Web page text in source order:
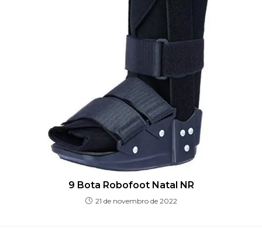
9 Bota Robofoot Natal NR
21 de novembro de 2022